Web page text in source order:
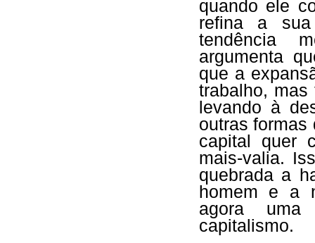
quando ele
refina a
tendência
argumenta
que a
trabalho,
levando à
outras formas
capital quer
mais-valia.
quebrada a
homem e a
agora uma
capitalismo.